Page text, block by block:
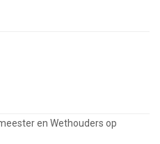
en Wethouders op